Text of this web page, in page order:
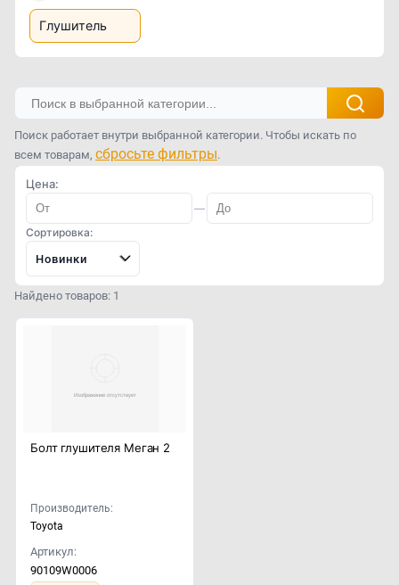
Глушитель
Поиск работает внутри выбранной категории. Чтобы искать по
всем товарам, сбросьте фильтры.
Цена:
—
Сортировка:
Новинки
Найдено товаров: 1
Болт глушителя Меган 2
Производитель:
Toyota
Артикул:
90109W0006